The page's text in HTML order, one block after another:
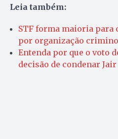
Leia também:
STF forma maioria para
por organização
Entenda por que o voto
decisão de condenar